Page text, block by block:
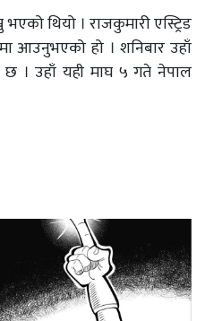
भएको थियो । राजकुमारी एस्ट्रिड
आउनुभएको हो । शनिबार उहाँ
छ । उहाँ यही माघ ५ गते नेपाल